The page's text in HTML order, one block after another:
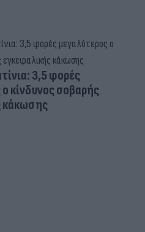
3,5 φορές
κίνδυνος σοβαρής
κάκωσης